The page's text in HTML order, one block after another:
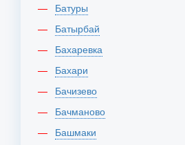
Батуры
Батырбай
Бахаревка
Бахари
Бачизево
Бачманово
Башмаки